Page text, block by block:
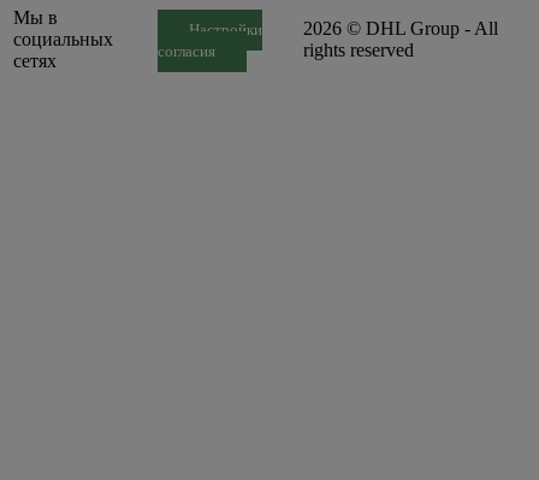
Мы в
социальных
сетях
Настройки
согласия
2026 © DHL Group - All
rights reserved